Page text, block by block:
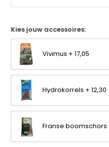
Kies jouw accessoires:
Vivimus + 17,05
Hydrokorrels + 12,30
Franse boomschors